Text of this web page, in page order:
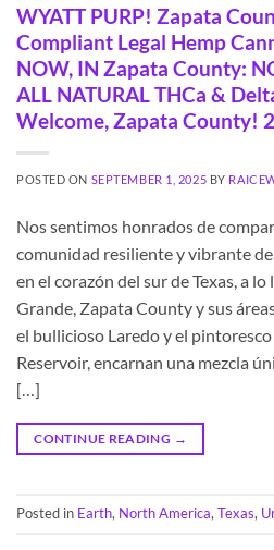
WYATT PURP! Zapata
Compliant Legal Hemp
NOW, IN Zapata County:
ALL NATURAL THCa &
Welcome, Zapata County!
POSTED ON SEPTEMBER 1, 2025 BY
Nos sentimos honrados de
comunidad resiliente y vibrante
en el corazón del sur de Texas, a
Grande, Zapata County y sus
el bullicioso Laredo y el
Reservoir, encarnan una mezcla
[…]
CONTINUE READING →
Posted in Earth, North America,Texas,